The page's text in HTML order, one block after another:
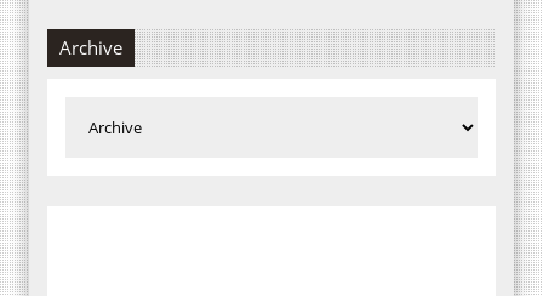
Archive